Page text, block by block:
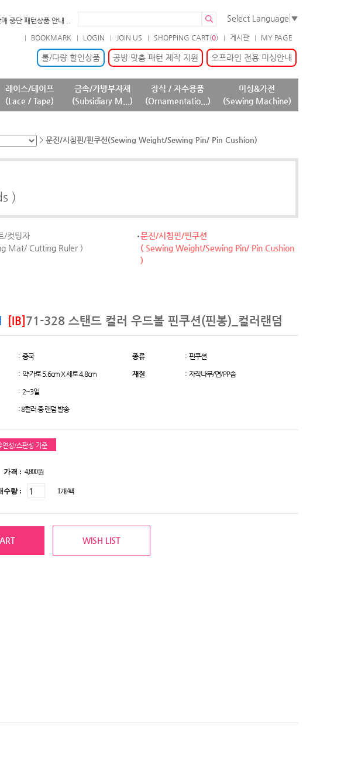
중단 패턴상품 안내 ..
7월 신규 등록상품 안내..
명 및 상품정보(상품페..
Select Language ▼
MY PAGE
게시판
SHOPPING CART(0)
JOIN US
LOGIN
BOOKMARK
오프라인 전용 미싱안내
공방 맞춤 패턴 제작 지원
롤/다량 할인상품
레이스/테이프
(Lace / Tape)
금속/가방부자재
(Subsidiary M...)
장식 / 자수용품
(Ornamentatio...)
미싱&가전
(Sewing Machine)
> 문진/시침핀/핀쿠션(Sewing Weight/Sewing Pin/ Pin Cushion)
)
/컷팅자
Mat/ Cutting Ruler )
문진/시침핀/핀쿠션
( Sewing Weight/Sewing Pin/ Pin Cushion
)
[IB] 71-328 스탠드 컬러 우드볼 핀쿠션(핀봉)_컬러랜덤
: 중국 종류 : 핀쿠션
: 약 가로 5.6cm X 세로 4.8cm 재질 : 자작나무/면/PP솜
: 2~3일
: 8컬러 중 랜덤 발송
연성/스판성 기준
가격 : 4,800원
수량 : 1개/팩
WISH LIST